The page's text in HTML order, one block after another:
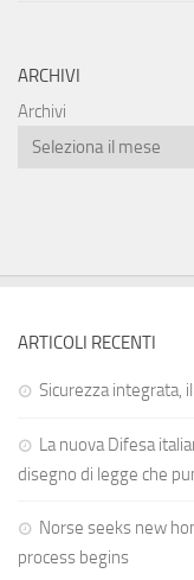
ARCHIVI
Archivi
ARTICOLI RECENTI
Sicurezza integrata,
La nuova Difesa
disegno di legge che
Norse seeks new
process begins